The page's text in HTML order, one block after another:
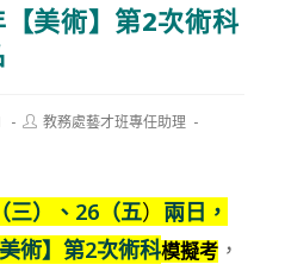
美術】第2次術科
Post教務處藝才班專任助理
三）、26（五） 兩日，
術】第2次術科模擬考，